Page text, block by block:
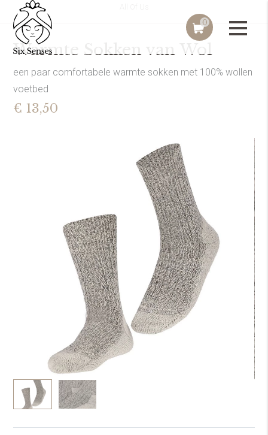
0
Warmte Sokken van Wol
een paar comfortabele warmte sokken met 100% wollen
voetbed
€ 13,50